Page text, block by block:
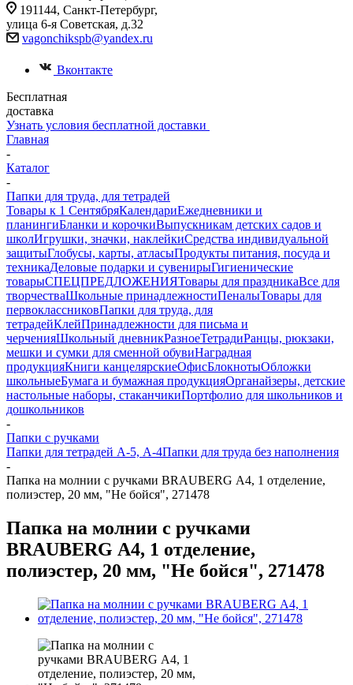
191144, Санкт-Петербург,
улица 6-я Советская, д.32
vagonchikspb@yandex.ru
Вконтакте
Бесплатная
доставка
Узнать условия бесплатной доставки
Главная
-
Каталог
-
Папки для труда, для тетрадей
Товары к 1 СентябряКалендариЕжедневники и
планингиБланки и корочкиВыпускникам детских садов и
школИгрушки, значки, наклейкиСредства индивидуальной
защитыГлобусы, карты, атласыПродукты питания, посуда и
техникаДеловые подарки и сувенирыГигиенические
товарыСПЕЦПРЕДЛОЖЕНИЯТовары для праздникаВсе для
творчестваШкольные принадлежностиПеналыТовары для
первоклассниковПапки для труда, для
тетрадейКлейПринадлежности для письма и
черченияШкольный дневникРазноеТетрадиРанцы, рюкзаки,
мешки и сумки для сменной обувиНаградная
продукцияКниги канцелярскиеОфисБлокнотыОбложки
школьныеБумага и бумажная продукцияОрганайзеры, детские
настольные наборы, стаканчикиПортфолио для школьников и
дошкольников
-
Папки с ручками
Папки для тетрадей А-5, А-4Папки для труда без наполнения
-
Папка на молнии с ручками BRAUBERG А4, 1 отделение,
полиэстер, 20 мм, "Не бойся", 271478
Папка на молнии с ручками
BRAUBERG А4, 1 отделение,
полиэстер, 20 мм, "Не бойся", 271478